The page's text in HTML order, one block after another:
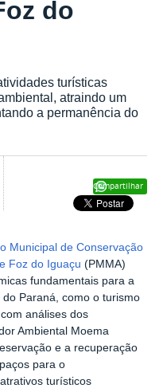
do
turísticas
atraindo um
a permanência do
Compartilhar
Municipal de Conservação
Foz do Iguaçu (PMMA)
fundamentais para a
Paraná, como o turismo
análises dos
Ambiental Moema
e a recuperação
para o
turísticos